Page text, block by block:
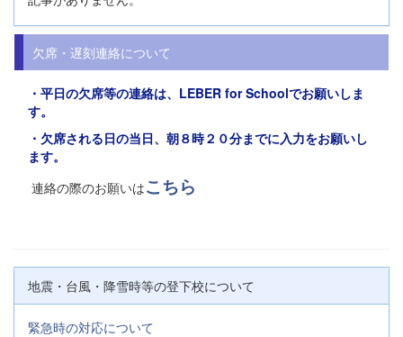
欠席・遅刻連絡について
・平日の欠席等の連絡は、 LEBER for Schoolでお願いしま
す。
・欠席される日の当日、朝８時２０分までに入力をお願いし
ます。
連絡の際のお願いはこちら
地震・台風・降雪時等の登下校について
緊急時の対応について